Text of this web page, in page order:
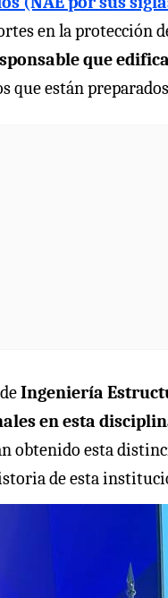
en la
que
que están
Ingeniería
en esta
obtenido esta
de esta